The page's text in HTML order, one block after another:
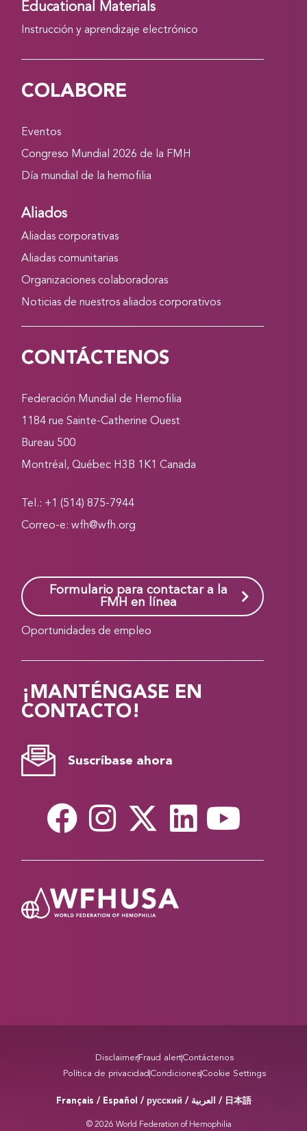
Educational Materials
Instrucción y aprendizaje electrónico
COLABORE
Eventos
Congreso Mundial 2026 de la FMH
Día mundial de la hemofilia
Aliados
Aliadas corporativas
Aliadas comunitarias
Organizaciones colaboradoras
Noticias de nuestros aliados corporativos
CONTÁCTENOS
Federación Mundial de Hemofilia
1184 rue Sainte-Catherine Ouest
Bureau 500
Montréal, Québec H3B 1K1 Canada
Tel.: +1 (514) 875-7944
Correo-e:wfh@wfh.org
Formulario para contactar a la
FMH en línea
Oportunidades de empleo
¡MANTÉNGASE EN
CONTACTO!
Suscríbase ahora
Disclaimer Fraud alertContáctenos
Política de privacidad CondicionesCookie Settings
Français / Español / русский / العربية / 日本語
© 2026 World Federation of Hemophilia